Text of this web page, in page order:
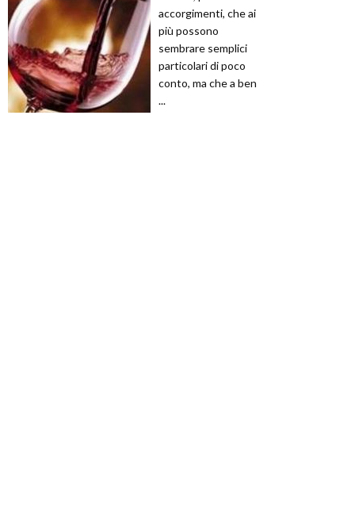
accorgimenti, che ai
più possono
sembrare semplici
particolari di poco
conto, ma che a ben
...